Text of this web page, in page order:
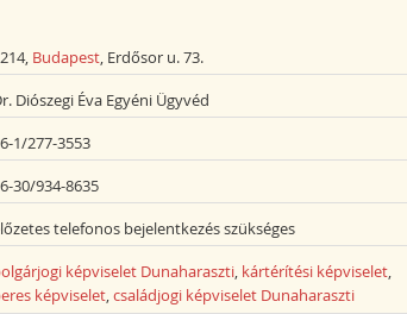
Budapest, Erdősor u. 73.
Diószegi Éva Egyéni Ügyvéd
1/277-3553
30/934-8635
telefonos bejelentkezés szükséges
képviselet Dunaharaszti, kártérítési képviselet,
képviselet,családjogi képviselet Dunaharaszti